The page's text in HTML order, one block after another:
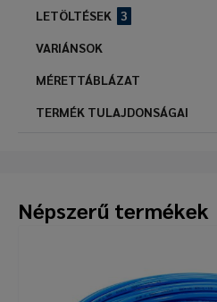
LETÖLTÉSEK
3
VARIÁNSOK
MÉRETTÁBLÁZAT
TERMÉK TULAJDONSÁGAI
Népszerű termékek